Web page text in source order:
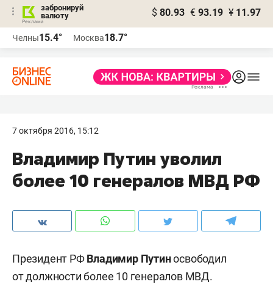
забронируй
валюту
$ 80.93 € 93.19 ¥ 11.97
Челны15.4° Москва18.7°
7 октября 2016, 15:12
Владимир Путин уволил
более 10 генералов МВД РФ
Президент РФВладимир Путиносвободил
от должности более 10 генералов МВД.